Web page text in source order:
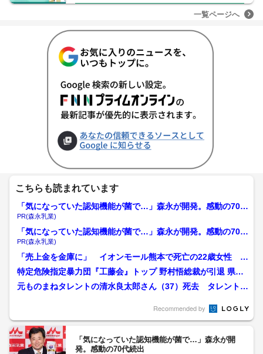
一覧ページへ
こちらも読まれています
「気になっていた認知機能が菌で…」森永が開発。感動の70代
続出
PR(森永乳業)
「気になっていた認知機能が菌で…」森永が開発。感動の70代
続出
PR(森永乳業)
「売上金を金庫に」 イオンモール熊本で死亡の22歳女性 勤
務店運営会社の指示受け...
特定危険指定暴力団『工藤会』トップ 野村悟総裁が引退 県公
安委員会が公示 工藤会...
元ものまねタレントの清水良太郎さん（37）死去 タレント・
Recommended by
「気になっていた認知機能が菌で…」森永が開
発。感動の70代続出